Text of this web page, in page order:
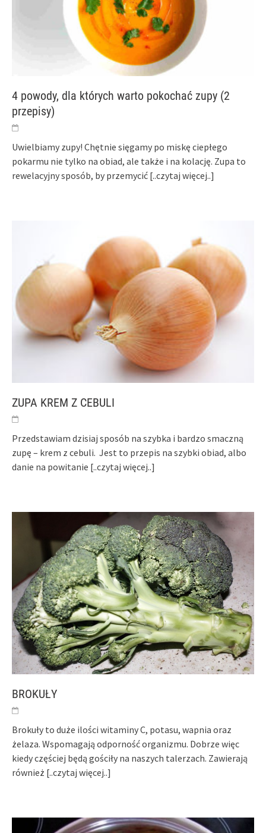
4 powody, dla których warto pokochać zupy (2
przepisy)
Uwielbiamy zupy! Chętnie sięgamy po miskę ciepłego
pokarmu nie tylko na obiad, ale także i na kolację. Zupa to
rewelacyjny sposób, by przemycić [..czytaj więcej..]
ZUPA KREM Z CEBULI
Przedstawiam dzisiaj sposób na szybka i bardzo smaczną
zupę – krem z cebuli. Jest to przepis na szybki obiad, albo
danie na powitanie [..czytaj więcej..]
BROKUŁY
Brokuły to duże ilości witaminy C, potasu, wapnia oraz
żelaza. Wspomagają odporność organizmu. Dobrze więc
kiedy częściej będą gościły na naszych talerzach. Zawierają
również [..czytaj więcej..]